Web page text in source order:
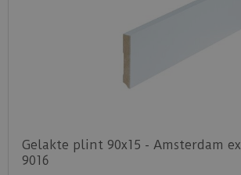
Gelakte plint 90x15 - Amsterdam
9016